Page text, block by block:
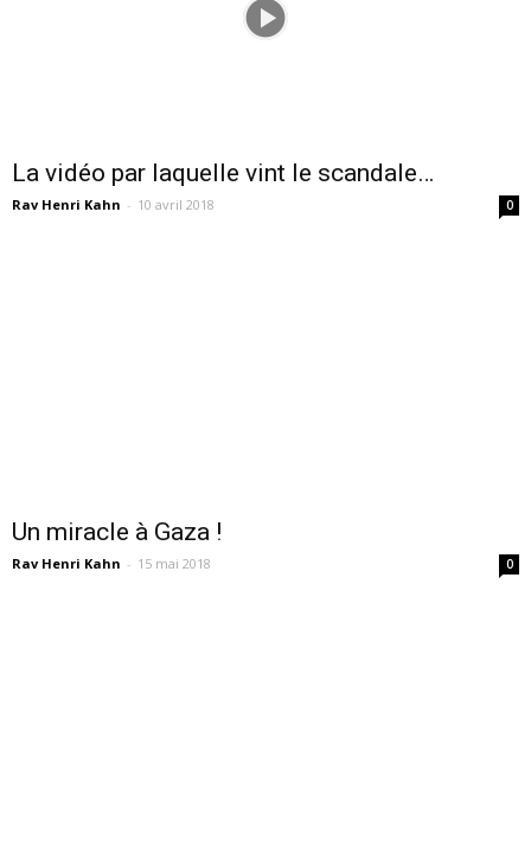
La vidéo par laquelle vint le scandale…
Rav Henri Kahn - 10 avril 2018 0
Un miracle à Gaza !
Rav Henri Kahn - 15 mai 2018 0